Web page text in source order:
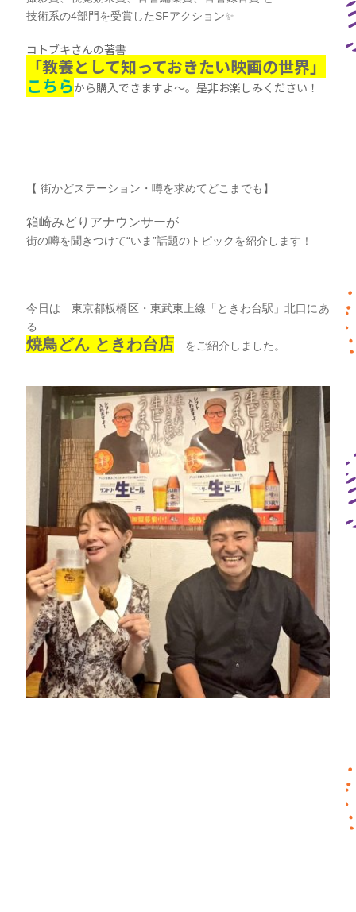
技術系の4部門を受賞したSFアクション✨
コトブキさんの著書
「教養として知っておきたい映画の世界」
こちらから購入できますよ～。是非お楽しみください！
【 街かどステーション・噂を求めてどこまでも】
箱崎みどりアナウンサーが
街の噂を聞きつけて“いま”話題のトピックを紹介します！
今日は 東京都板橋区・東武東上線「ときわ台駅」北口にあ
る
焼鳥どん ときわ台店 をご紹介しました。